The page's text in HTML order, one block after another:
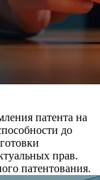
патента на
до
прав.
патентования.